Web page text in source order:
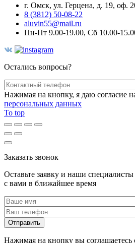
г. Омск, ул. Герцена, д. 19, оф.
8 (3812) 50-08-22
aluvin55@mail.ru
Пн-Пт 9.00-19.00, Сб 10.00-
Остались вопросы?
Нажимая на кнопку, я даю согласие
персональных данных
To top
Заказать звонок
Оставьте заявку и наши специалисты
с вами в ближайшее время
Нажимая на кнопку вы соглашаетесь